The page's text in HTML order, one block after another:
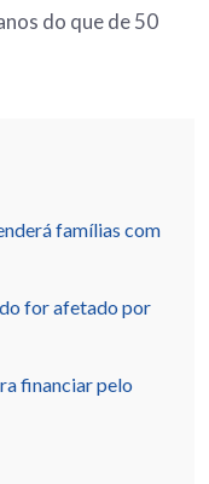
do que de 50
famílias com
for afetado por
financiar pelo